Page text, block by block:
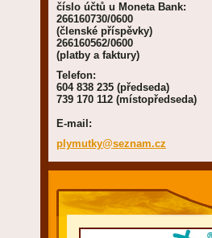
číslo účtů u Moneta Bank:
266160730/0600
(členské příspěvky)
266160562/0600
(platby a faktury)
Telefon:
604 838 235 (předseda)
739 170 112 (místopředseda)
E-mail:
plymutky@seznam.cz